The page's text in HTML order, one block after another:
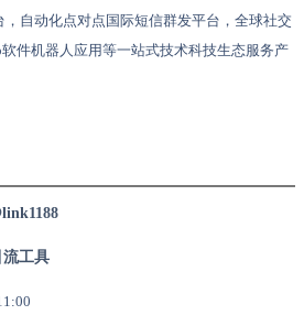
自动化点对点国际短信群发平台，全球社交
件机器人应用等一站式技术科技生态服务产
工具